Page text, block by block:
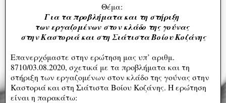
Θέμα:
Για τα προβλήματα και τη στήριξη
των εργαζομένων στον κλάδο της γούνας
στην Καστοριά και στη Σιάτιστα Βοίου Κοζάνης
Επανερχόμαστε στην ερώτηση μας υπ’ αριθμ.
8710/03.08.2020, σχετικά με τα προβλήματα και τη
στήριξη των εργαζομένων στον κλάδο της γούνας στην
Καστοριά και στη Σιάτιστα Βοίου Κοζάνης. Η ερώτηση
είναι η παρακάτω: